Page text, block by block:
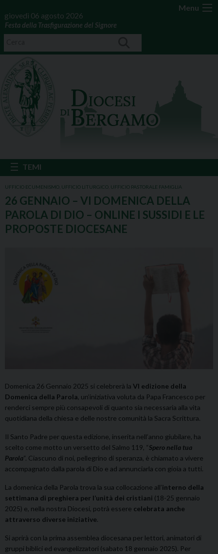
Menu
giovedì 06 agosto 2026
Festa della Trasfigurazione del Signore
UFFICIO ECUMENISMO UFFICIO LITURGICO UFFICIO PASTORALE FAMIGLIA
26 GENNAIO – VI DOMENICA DELLA
PAROLA DI DIO – ONLINE I SUSSIDI E LE
PROPOSTE DIOCESANE
Domenica 26 Gennaio 2025 si celebrerà la VI edizione della
Domenica della Parola , un’iniziativa voluta da Papa Francesco per
renderci sempre più consapevoli di quanto sia necessaria alla vita
quotidiana della chiesa e delle nostre comunità la Sacra Scrittura.
Il Santo Padre per questa edizione, inserita nell’anno giubilare, ha
scelto come motto un versetto del Salmo 119, “Spero nella tua
Parola“. Ciascuno di noi, pellegrino di speranza, è chiamato a vivere
accompagnato dalla parola di Dio e ad annunciarla con gioia a tutti.
La domenica della Parola trova la sua collocazione all’interno della
settimana di preghiera per l’unità dei cristiani (18-25 gennaio
2025) e, nella nostra Diocesi, potrà essere celebrata anche
attraverso diverse iniziative.
Si aprirà con la prima assemblea diocesana per lettori, animatori di
gruppi biblici ed evangelizzatori (sabato 18 gennaio 2025). Per